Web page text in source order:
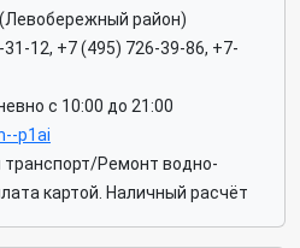
район)
12, +7 (495) 726-39-86, +7-
с 10:00 до 21:00
p1ai
транспорт/Ремонт водно-
картой. Наличный расчёт